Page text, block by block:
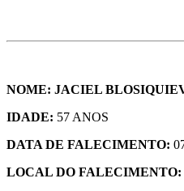
NOME: JACIEL
IDADE: 57 ANOS
DATA DE FALECIMENTO:
LOCAL DO FALECIMENTO: